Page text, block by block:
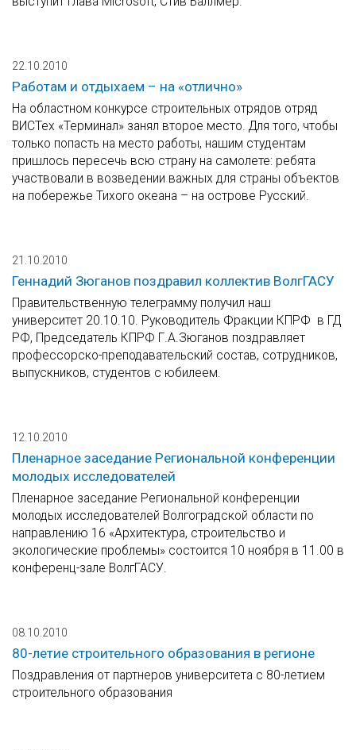
22.10.2010
Работам и отдыхаем – на «отлично»
На областном конкурсе строительных отрядов отряд
ВИСТех «Терминал» занял второе место. Для того, чтобы
только попасть на место работы, нашим студентам
пришлось пересечь всю страну на самолете: ребята
участвовали в возведении важных для страны объектов
на побережье Тихого океана – на острове Русский.
21.10.2010
Геннадий Зюганов поздравил коллектив ВолгГАСУ
Правительственную телеграмму получил наш
университет 20.10.10. Руководитель Фракции КПРФ в ГД
РФ, Председатель КПРФ Г.А.Зюганов поздравляет
профессорско-преподавательский состав, сотрудников,
выпускников, студентов с юбилеем.
12.10.2010
Пленарное заседание Региональной конференции
молодых исследователей
Пленарное заседание Региональной конференции
молодых исследователей Волгоградской области по
направлению 16 «Архитектура, строительство и
экологические проблемы» состоится 10 ноября в 11.00 в
конференц-зале ВолгГАСУ.
08.10.2010
80-летие строительного образования в регионе
Поздравления от партнеров университета с 80-летием
строительного образования